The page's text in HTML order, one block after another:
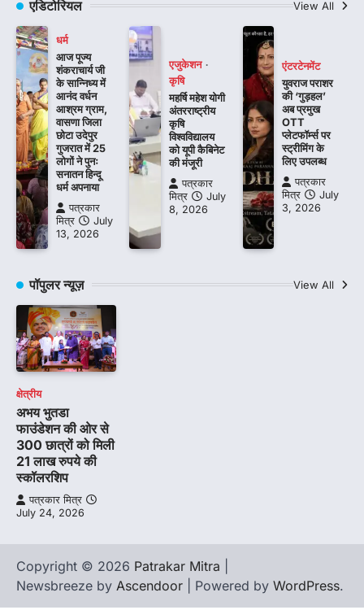
एडिटोरियल View All
धर्म
आज पूज्य
शंकराचार्य जी
के सान्निध्य में
आनंद वर्धन
आश्रम ग्राम,
वासणा जिला
छोटा उदेपुर
गुजरात में 25
लोगों ने पुनः
सनातन हिन्दू
धर्म अपनाया
पत्रकार
मित्र
July
13, 2026
एजुकेशन
कृषि
महर्षि महेश योगी
अंतरराष्ट्रीय
कृषि
विश्वविद्यालय
को यूपी कैबिनेट
की मंजूरी
पत्रकार
मित्र
July
8, 2026
एंटरटेनमेंट
युवराज पराशर
की ‘गुड़हल’
अब प्रमुख
OTT
प्लेटफॉर्म्स पर
स्ट्रीमिंग के
लिए उपलब्ध
पत्रकार
मित्र
July
3, 2026
पॉपुलर न्यूज़ View All
क्षेत्रीय
अभय भुतडा
फाउंडेशन की ओर से
300 छात्रों को मिली
21 लाख रुपये की
स्कॉलरशिप
पत्रकार मित्र
July 24, 2026
Copyright © 2026 Patrakar Mitra
Newsbreeze by Ascendoor | Powered by WordPress.